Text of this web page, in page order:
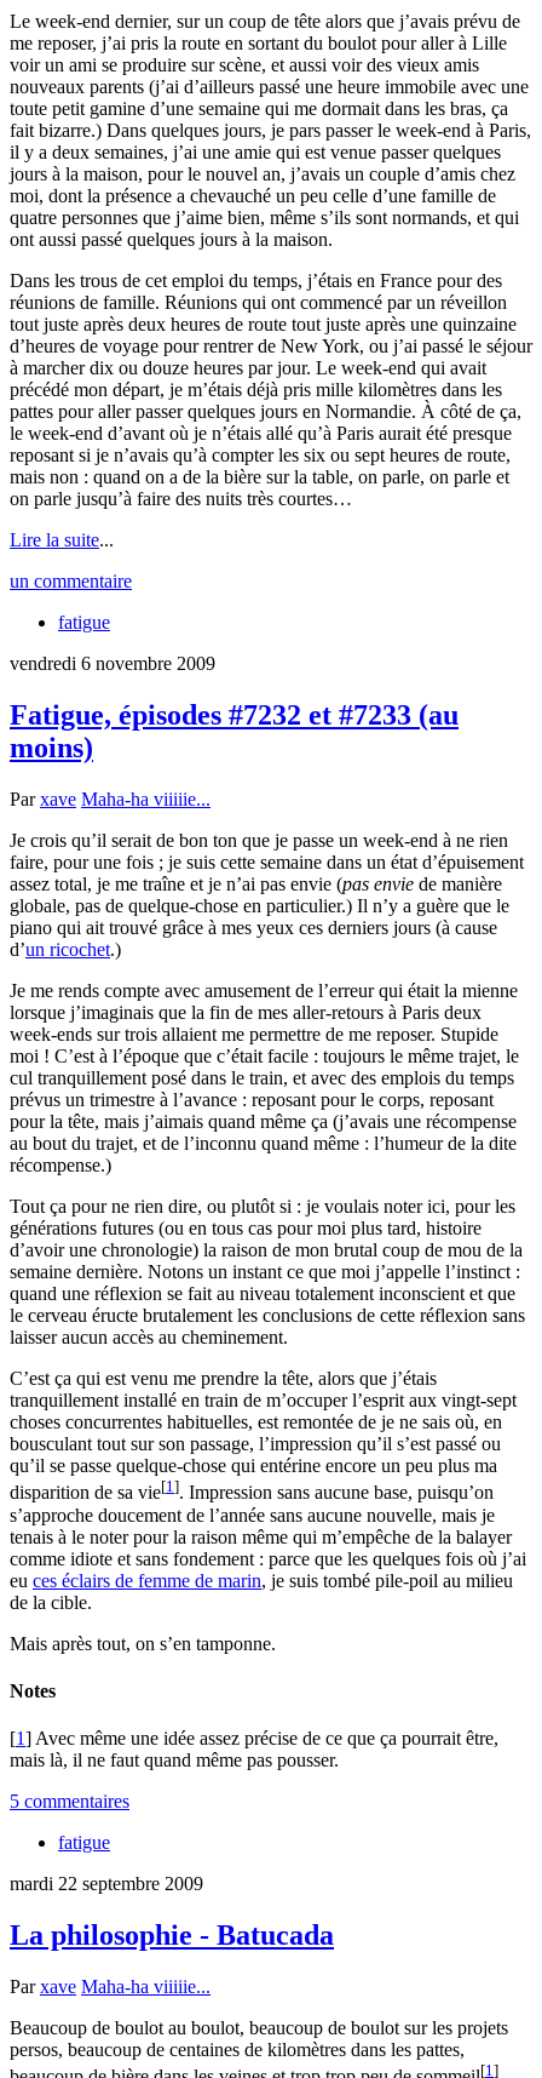
Le week-end dernier, sur un coup de tête alors que j’avais prévu de
me reposer, j’ai pris la route en sortant du boulot pour aller à Lille
voir un ami se produire sur scène, et aussi voir des vieux amis
nouveaux parents (j’ai d’ailleurs passé une heure immobile avec une
toute petit gamine d’une semaine qui me dormait dans les bras, ça
fait bizarre.) Dans quelques jours, je pars passer le week-end à Paris,
il y a deux semaines, j’ai une amie qui est venue passer quelques
jours à la maison, pour le nouvel an, j’avais un couple d’amis chez
moi, dont la présence a chevauché un peu celle d’une famille de
quatre personnes que j’aime bien, même s’ils sont normands, et qui
ont aussi passé quelques jours à la maison.
Dans les trous de cet emploi du temps, j’étais en France pour des
réunions de famille. Réunions qui ont commencé par un réveillon
tout juste après deux heures de route tout juste après une quinzaine
d’heures de voyage pour rentrer de New York, ou j’ai passé le séjour
à marcher dix ou douze heures par jour. Le week-end qui avait
précédé mon départ, je m’étais déjà pris mille kilomètres dans les
pattes pour aller passer quelques jours en Normandie. À côté de ça,
le week-end d’avant où je n’étais allé qu’à Paris aurait été presque
reposant si je n’avais qu’à compter les six ou sept heures de route,
mais non : quand on a de la bière sur la table, on parle, on parle et
on parle jusqu’à faire des nuits très courtes…
Lire la suite...
un commentaire
fatigue
vendredi 6 novembre 2009
Fatigue, épisodes #7232 et #7233 (au
moins)
Parxave Maha-ha viiiiie...
Je crois qu’il serait de bon ton que je passe un week-end à ne rien
faire, pour une fois ; je suis cette semaine dans un état d’épuisement
assez total, je me traîne et je n’ai pas envie (pas envie de manière
globale, pas de quelque-chose en particulier.) Il n’y a guère que le
piano qui ait trouvé grâce à mes yeux ces derniers jours (à cause
d’un ricochet.)
Je me rends compte avec amusement de l’erreur qui était la mienne
lorsque j’imaginais que la fin de mes aller-retours à Paris deux
week-ends sur trois allaient me permettre de me reposer. Stupide
moi ! C’est à l’époque que c’était facile : toujours le même trajet, le
cul tranquillement posé dans le train, et avec des emplois du temps
prévus un trimestre à l’avance : reposant pour le corps, reposant
pour la tête, mais j’aimais quand même ça (j’avais une récompense
au bout du trajet, et de l’inconnu quand même : l’humeur de la dite
récompense.)
Tout ça pour ne rien dire, ou plutôt si : je voulais noter ici, pour les
générations futures (ou en tous cas pour moi plus tard, histoire
d’avoir une chronologie) la raison de mon brutal coup de mou de la
semaine dernière. Notons un instant ce que moi j’appelle l’instinct :
quand une réflexion se fait au niveau totalement inconscient et que
le cerveau éructe brutalement les conclusions de cette réflexion sans
laisser aucun accès au cheminement.
C’est ça qui est venu me prendre la tête, alors que j’étais
tranquillement installé en train de m’occuper l’esprit aux vingt-sept
choses concurrentes habituelles, est remontée de je ne sais où, en
bousculant tout sur son passage, l’impression qu’il s’est passé ou
qu’il se passe quelque-chose qui entérine encore un peu plus ma
disparition de sa vie[1]. Impression sans aucune base, puisqu’on
s’approche doucement de l’année sans aucune nouvelle, mais je
tenais à le noter pour la raison même qui m’empêche de la balayer
comme idiote et sans fondement : parce que les quelques fois où j’ai
eu ces éclairs de femme de marin, je suis tombé pile-poil au milieu
de la cible.
Mais après tout, on s’en tamponne.
Notes
[1] Avec même une idée assez précise de ce que ça pourrait être,
mais là, il ne faut quand même pas pousser.
5 commentaires
fatigue
mardi 22 septembre 2009
La philosophie - Batucada
Parxave Maha-ha viiiiie...
Beaucoup de boulot au boulot, beaucoup de boulot sur les projets
persos, beaucoup de centaines de kilomètres dans les pattes,
[1 ]